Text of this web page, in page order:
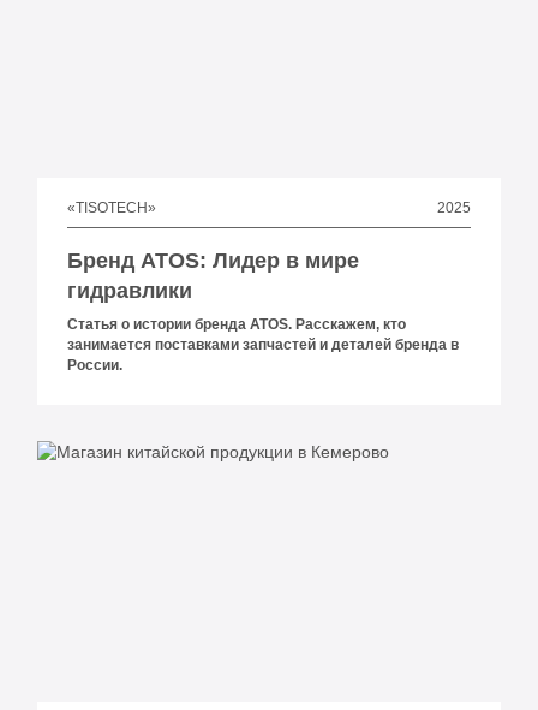
«TISOTECH» 2025
Бренд ATOS: Лидер в мире
гидравлики
Статья о истории бренда ATOS. Расскажем, кто
занимается поставками запчастей и деталей бренда в
России.